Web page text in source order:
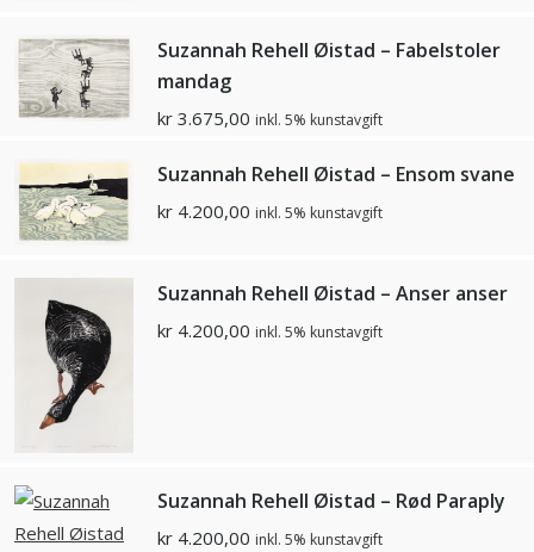
Suzannah Rehell Øistad – Fabelstoler
mandag
kr 3.675,00 inkl. 5% kunstavgift
Suzannah Rehell Øistad – Ensom svane
kr 4.200,00 inkl. 5% kunstavgift
Suzannah Rehell Øistad – Anser anser
kr 4.200,00 inkl. 5% kunstavgift
Suzannah Rehell Øistad – Rød Paraply
kr 4.200,00 inkl. 5% kunstavgift